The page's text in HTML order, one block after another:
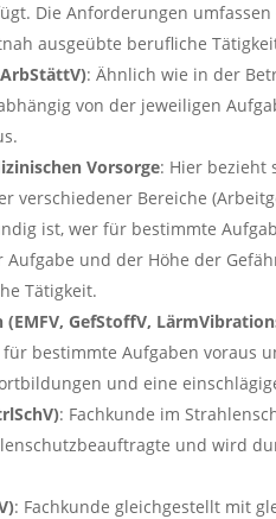
Die Anforderungen
ausgeübte berufliche
: Ähnlich wie in der
von der jeweiligen
Vorsorge: Hier bezieht
verschiedener Bereiche
ist, wer für bestimmte
und der Höhe der
Tätigkeit.
GefStoffV,
bestimmte Aufgaben voraus
und eine
: Fachkunde im
und wird
: Fachkunde gleichgestellt mit